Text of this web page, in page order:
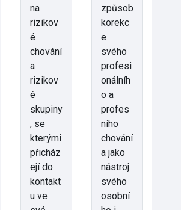
na
rizikov
é
chování
a
rizikov
é
skupiny
, se
kterými
přicház
ejí do
kontakt
u ve
způsob
korekc
e
svého
profesi
onálníh
o a
profes
ního
chování
a jako
nástroj
svého
osobní